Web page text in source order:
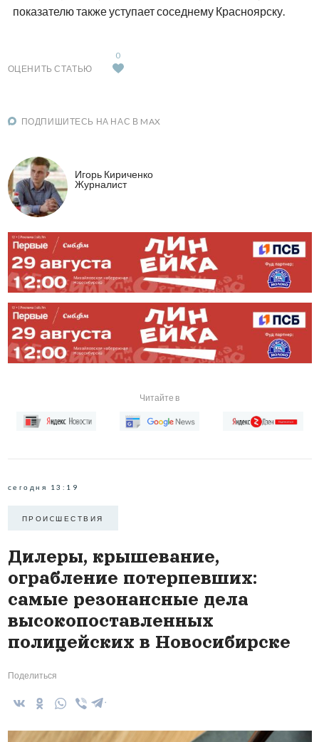
показателю также уступает соседнему Красноярску.
ОЦЕНИТЬ СТАТЬЮ
0
ПОДПИШИТЕСЬ НА НАС В MAX
Игорь Кириченко
Журналист
Читайте в
сегодня 13:19
ПРОИCШЕСТВИЯ
Дилеры, крышевание,
ограбление потерпевших:
самые резонансные дела
высокопоставленных
полицейских в Новосибирске
Поделиться